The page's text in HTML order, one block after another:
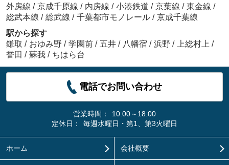
外房線 / 京成千原線 / 内房線 / 小湊鉄道 / 京葉線 / 東金線 /
総武本線 / 総武線 / 千葉都市モノレール / 京成千葉線
駅から探す
鎌取 / おゆみ野 / 学園前 / 五井 / 八幡宿 / 浜野 / 上総村上 /
誉田 / 蘇我 / ちはら台
電話でお問い合わせ
営業時間：
10:00～18:00
定休日：
毎週水曜日・第1、第3火曜日
ホーム 会社概要